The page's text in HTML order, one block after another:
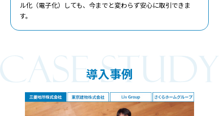
ル化（電子化）しても、今までと変わらず安心に取引できま
す。
導入事例